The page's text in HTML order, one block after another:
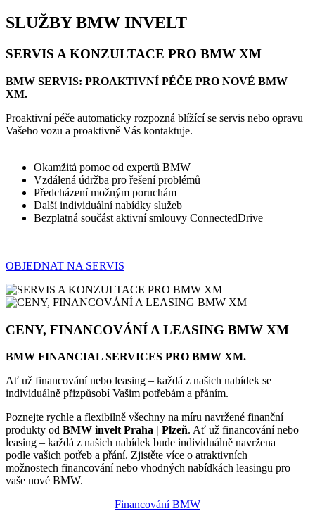
SLUŽBY BMW INVELT
SERVIS A KONZULTACE PRO BMW XM
BMW SERVIS: PROAKTIVNÍ PÉČE PRO NOVÉ BMW
XM.
Proaktivní péče automaticky rozpozná blížící se servis nebo opravu
Vašeho vozu a proaktivně Vás kontaktuje.
Okamžitá pomoc od expertů BMW
Vzdálená údržba pro řešení problémů
Předcházení možným poruchám
Další individuální nabídky služeb
Bezplatná součást aktivní smlouvy ConnectedDrive
OBJEDNAT NA SERVIS
CENY, FINANCOVÁNÍ A LEASING BMW XM
BMW FINANCIAL SERVICES PRO BMW XM.
Ať už financování nebo leasing – každá z našich nabídek se
individuálně přizpůsobí Vašim potřebám a přáním.
Poznejte rychle a flexibilně všechny na míru navržené finanční
produkty od BMW invelt Praha | Plzeň. Ať už financování nebo
leasing – každá z našich nabídek bude individuálně navržena
podle vašich potřeb a přání. Zjistěte více o atraktivních
možnostech financování nebo vhodných nabídkách leasingu pro
vaše nové BMW.
Financování BMW